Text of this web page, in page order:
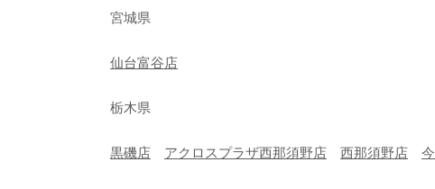
宮城県
仙台富谷店
栃木県
黒磯店 アクロスプラザ西那須野店 西那須野店